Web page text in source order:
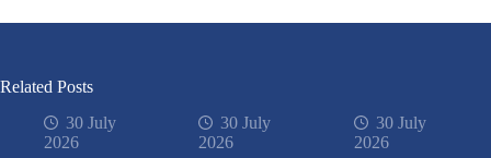
Related Posts
30 July
2026
30 July
2026
30 July
2026